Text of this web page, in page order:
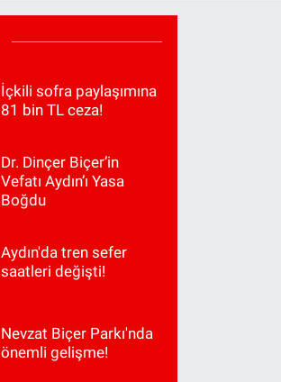
İçkili sofra paylaşımına
81 bin TL ceza!
Dr. Dinçer Biçer’in
Vefatı Aydın’ı Yasa
Boğdu
Aydın'da tren sefer
saatleri değişti!
Nevzat Biçer Parkı'nda
önemli gelişme!